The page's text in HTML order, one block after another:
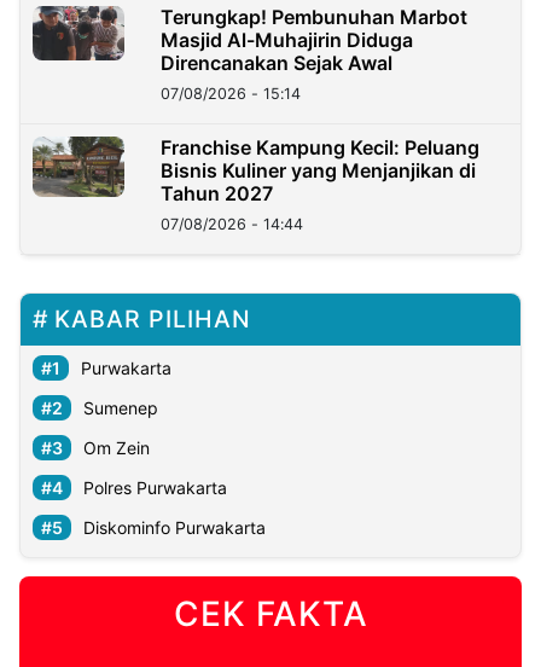
Terungkap! Pembunuhan Marbot
Masjid Al-Muhajirin Diduga
Direncanakan Sejak Awal
07/08/2026 - 15:14
Franchise Kampung Kecil: Peluang
Bisnis Kuliner yang Menjanjikan di
Tahun 2027
07/08/2026 - 14:44
KABAR PILIHAN
Purwakarta
Sumenep
Om Zein
Polres Purwakarta
Diskominfo Purwakarta
CEK FAKTA